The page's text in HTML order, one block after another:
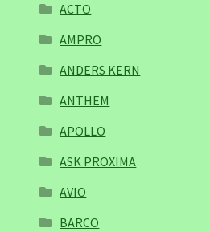
ACTO
AMPRO
ANDERS KERN
ANTHEM
APOLLO
ASK PROXIMA
AVIO
BARCO